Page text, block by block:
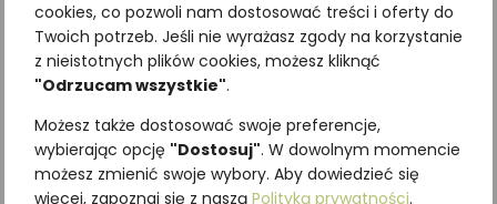
cookies, co pozwoli nam dostosować treści i oferty do
Twoich potrzeb. Jeśli nie wyrażasz zgody na korzystanie
z nieistotnych plików cookies, możesz kliknąć
"Odrzucam wszystkie".
Możesz także dostosować swoje preferencje,
wybierając opcję "Dostosuj". W dowolnym momencie
możesz zmienić swoje wybory. Aby dowiedzieć się
więcej, zapoznaj się z naszą Polityką prywatności.
Najniższa cena z ostatnich 30
dni:65,00zł
SKU:
Podobne produkty